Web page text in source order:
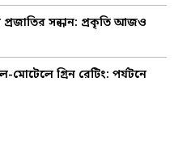
সন্ধান: প্রকৃতি আজও
গ্রিন রেটিং: পর্যটনে